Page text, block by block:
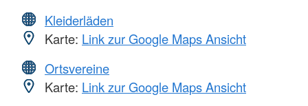
Kleiderläden
Karte: Link zur Google Maps Ansicht
Ortsvereine
Karte: Link zur Google Maps Ansicht